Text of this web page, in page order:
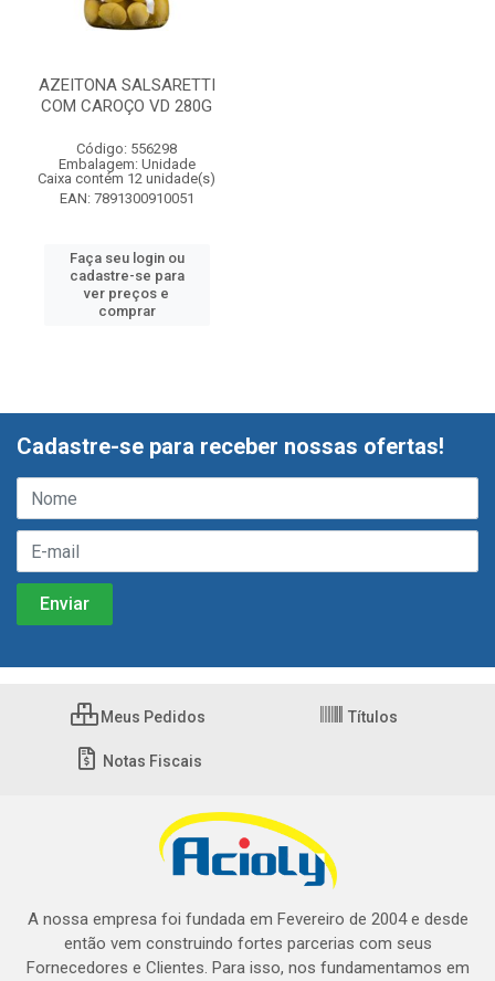
AZEITONA SALSARETTI
COM CAROÇO VD 280G
Código: 556298
Embalagem: Unidade
Caixa contém 12 unidade(s)
EAN: 7891300910051
Faça seu login ou
cadastre-se para
ver preços e
comprar
Cadastre-se para receber nossas ofertas!
Meus Pedidos Títulos
Notas Fiscais
A nossa empresa foi fundada em Fevereiro de 2004 e desde
então vem construindo fortes parcerias com seus
Fornecedores e Clientes. Para isso, nos fundamentamos em